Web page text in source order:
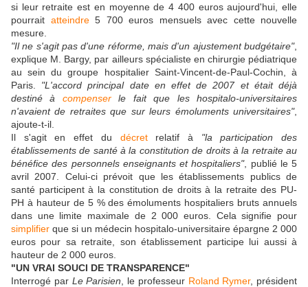
si leur retraite est en moyenne de 4 400 euros aujourd'hui, elle
pourrait atteindre5 700 euros mensuels avec cette nouvelle
mesure.
"Il ne s'agit pas d'une réforme, mais d'un ajustement budgétaire",
explique M. Bargy, par ailleurs spécialiste en chirurgie pédiatrique
au sein du groupe hospitalier Saint-Vincent-de-Paul-Cochin, à
Paris. "L'accord principal date en effet de 2007 et était déjà
destiné à compenserle fait que les hospitalo-universitaires
n'avaient de retraites que sur leurs émoluments universitaires",
ajoute-t-il.
Il s'agit en effet du décretrelatif à "la participation des
établissements de santé à la constitution de droits à la retraite au
bénéfice des personnels enseignants et hospitaliers", publié le 5
avril 2007. Celui-ci prévoit que les établissements publics de
santé participent à la constitution de droits à la retraite des PU-
PH à hauteur de 5 % des émoluments hospitaliers bruts annuels
dans une limite maximale de 2 000 euros. Cela signifie pour
simplifier que si un médecin hospitalo-universitaire épargne 2 000
euros pour sa retraite, son établissement participe lui aussi à
hauteur de 2 000 euros.
"UN VRAI SOUCI DE TRANSPARENCE"
Interrogé par Le Parisien , le professeur Roland Rymer, président